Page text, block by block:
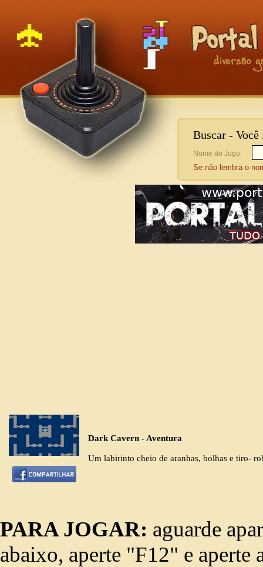
Buscar -
Nome do Jogo:
Se não lembra o
Dark Cavern - Aventura
Um labirinto cheio de aranhas, bolhas e tiro-
PARA JOGAR: aguarde
abaixo, aperte "F12" e aperte